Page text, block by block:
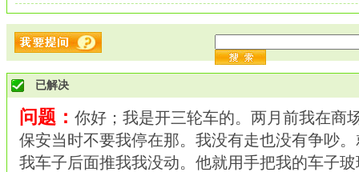
已解决
问题： 你好；我是开三轮车的。两月前我在商
保安当时不要我停在那。我没有走也没有争吵
我车子后面推我我没动。他就用手把我的车子